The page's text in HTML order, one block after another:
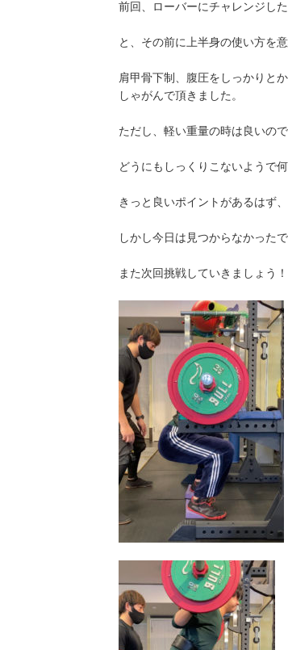
前回、ローバーにチャレンジし
と、その前に上半身の使い方を
肩甲骨下制、腹圧をしっかりと
しゃがんで頂きました。
ただし、軽い重量の時は良いの
どうにもしっくりこないようで
きっと良いポイントがあるはず、
しかし今日は見つからなかったで
また次回挑戦していきましょう